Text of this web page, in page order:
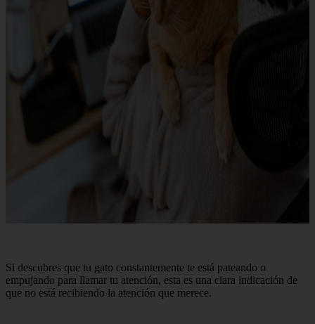
Si descubres que tu gato constantemente te está pateando o
empujando para llamar tu atención, esta es una clara indicación de
que no está recibiendo la atención que merece.